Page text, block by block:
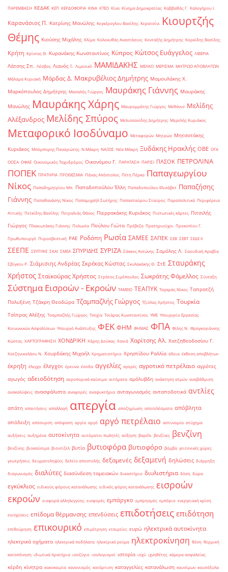
ΠΑΡΕΜΒΑΣΗ ΚΕΔΑΚ ΚΕΠ ΚΕΡΔΟΦΟΡΙΑ ΚΙΝΑ ΚΤΕΟ Κίνα Κίνημα Δημοκρατίας Καββαθάς Γ. Καλογήρου Ι.
Καρανάσιος Π. Κατρίνης Μανώλης Κεγκέρογλου Βασίλης Κερατσίνι
Κιουρτζής
Θέμης Κιούσης Μιχάλης Κλίμα Κολοκυθάς Αναστάσιος Κονταξής Δημήτρης Κορκίδης Βασίλης
Κρήτη Κρίντας Θ. Κυρανάκης Κωνσταντίνος Κύπρος Κώτσος Ευάγγελος ΛΙΒΕΡΙΑ
Λάτσης Σπ. Λέσβος Λιανός Ι. Λιμενικό ΜΑΜΙΔΑΚΗΣ ΜΕΛΚΟ ΜΕΡΙΣΜΑ ΜΗΤΡΩΟ ΑΠΟΒΛΗΤΩΝ
Μάλαμα Κυριακή Μάρδας Δ. Μακρυβέλιος Δημήτρης Μαμουλάκης Χ.
Μαρκόπουλος Δημήτρης Μασαλής Γιώργος Μαυράκης Γιάννης Μαυράκης
Μανώλης Μαυράκης Χάρης Μαυρομμάτης Γιώργος Μεθάνιο Μελίδης
Αλέξανδρος Μελίδης Σπύρος Μελισσανίδης Δημήτρης Μερελής Κυριάκος
Μεταφορικό Ισοδύναμο Μεταφορών Μητρώο Μητσοτάκης
Κυριάκος Μπόμπορης Παναγιώτης Ν.Μάκρη ΝΑΞΟΣ Νέα Μάκρη Ξυδάκης Ηρακλής ΟΒΕ ΟΓΑ
ΟΟΣΑ ΟΦΑΕ Οικονομικός Ταχυδρόμος Οικονόμου Γ. ΠΑΡΑΤΑΣΗ ΠΑΡΙΣΙ ΠΑΣΟΚ ΠΕΤΡΟΛΙΝΑ
ΠΟΠΕΚ ΠΡΑΤΗΡΙΑ ΠΡΟΘΕΣΜΙΑ Πάνας Απόστολος Πέτη Πέρκα Παπαγεωργίου
Νίκος Παπαδημητρίου Μπ. Παπαδοπούλου Έλλη Παπαδοπούλου Ελισάβετ Παπαζήσης
Γιάννης Παπαθανάσης Νίκος Παπαμιχαήλ Σωτήρης Παπασταύρου Σταύρος Παραπολιτικά Περιφέρεια
Αττικής Πετκίδης Βασίλης Πετραλιάς Θάνος Πιερρακάκης Κυριάκος Πιστωτικές κάρτες Πιτσιλής
Γιώργος Πλακιωτάκης Γιάννης Πολωνία Πούλου Γιώτα Πρέβεζα Πρατηριούχοι Προκοπίου Γ.
Πρωθυπουργό Πυροσβεστική ΡΑΕ Ροδόπη Ρωσία ΣΑΜΕΕ ΣΑΠΕΚ ΣΕΒ ΣΕΒΤ ΣΕΔΕ ΙΙ
ΣΕΕΠΕ ΣΕΥΠΥΚΕ ΣΚΑΙ ΣΜΕΑ ΣΠΥΡΙΔΗΣ ΣΥΡΙΖΑ Σάκκος Αντώνης Σαμόλης Λ. Σαουδική Αραβία
Σβίγκου Ρ. Σιάμισιης Ανδρέας Σκρέκας Κώστας Σκυλακάκης Θ. ΣτΕ Σταυράκης
Χρήστος Σταϊκούρας Χρήστος Στράτος Σιμόπουλος Σωκράτης Φάμελλος Σύνταξη
Σύστημα Εισροών - Εκροών ΤΑΜΕΙΟ ΤΕΑΠΥΚ Ταγαράς Νίκος Ταπρατζή
Πολυξένη Τζάκρη Θεοδώρα Τζαμπαζλής Γιώργος Τζιόλας Χρήστος Τουρκία
Τσίπρας Αλέξης Τσαμπαζλής Γιώργος Τσεχία Τσιάρας Κωνσταντίνος ΥΜΕ Υπουργείο Εργασίας
Κοινωνικών Ασφαλίσεων Υπουργό Ανάπτυξης ΦΕΚ ΦΗΜ ΦΗΜΑΣ ΦΠΑ Φίλης Ν. Φραγκογιάννης
Κώστας ΧΑΡΤΟΓΡΑΦΗΣΗ ΧΟΝΔΡΙΚΗ Χάρης Δούκας Χανιά Χαρίτσης Αλ. Χατζηθεοδοσίου Γ.
Χατζηνικολάου Ν. Χουρδάκης Μιχαήλ Χρηματιστήριο Χρηστίδου Ραλλία άδεια έκθεση αποβλήτων
έκρηξη έλεγχο έλεγχοι έρευνα έσοδα αγγελίες αγορές αγροτικό πετρέλαιο αγρότες
αγωγός αδειοδότηση αεροπορικά καύσιμα αιτήματα αμόλυβδη ανάκτηση ατμών αναβάθμιση
ανακαλύψεις ανασφάλιστα αναφορές αναψυκτήρια ανταγωνισμός ανταποδοτικά αντλίες
απάτη απαιτήσεις απαλλαγή απεργία αποζημίωση αποτελέσματα απόβλητα
απόδειξη απόσυρση απόφαση αργία αργό αργό πετρέλαιο αστυνομία ατύχημα
αυξήσεις αυξημένα αυτοκίνητα αυτόματοι πωλητές αύξηση βαρέλι βενζίνες βενζίνη
βενζίνης βιοκαύσιμα βιοντίζελ βυτίο βυτιοφόρα βυτιοφόρο βόμβα γειτονικές χώρες
γεωτρήσεις δειγματοληψίες δελτίο αποστολής δεξαμενές δεξαμενή δηλώσεις διάρρηξη
διαγωνισμός διαλύτες διασύνδεση ταμειακών δικαστήριο διυλιστήρια δόση δώρα
εγκύκλιος ειδικούς φόρους κατανάλωσης ειδικός φόρος κατανάλωσης εισροών
εκροών εισφορά αλληλεγγύης εισφορές εμπάργκο εμπρησμός εμπόριο ενεργειακή κρίση
ενισχύσεις επίδομα θέρμανσης επενδύσεις επιδοτήσεις επιδότηση
επιθεώρηση επικουρικό επιμέτρηση εταιρείες ευρώ ηλεκτρικά αυτοκίνητα
ηλεκτρικά οχήματα ηλεκτρικά ποδήλατα ηλεκτρικό ρεύμα ηλεκτροκίνηση θέση θερμική
καταπόνηση ιδιωτικά πρατήρια ισοζύγιο ισολογισμοί ιστορία ισχύ ιχνηθέτης κάμερα ασφαλείας
κέρδη κίνητρα κακοκαιρία κανονισμός κατάρτιση καταγγελίες κατανάλωση καυσίμων καυσόξυλα